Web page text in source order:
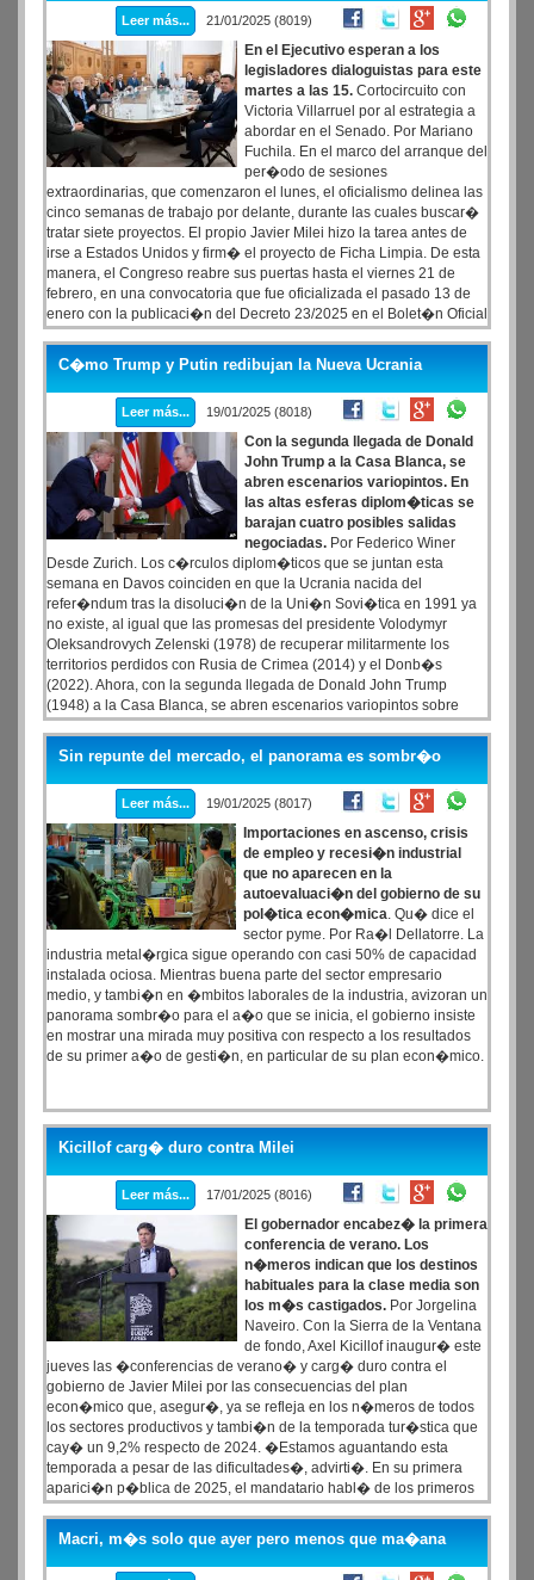
Leer más... 21/01/2025 (8019)
En el Ejecutivo esperan a los
legisladores dialoguistas para este
martes a las 15. Cortocircuito con
Victoria Villarruel por al estrategia a
abordar en el Senado. Por Mariano
Fuchila. En el marco del arranque del
per�odo de sesiones
extraordinarias, que comenzaron el lunes, el oficialismo delinea las
cinco semanas de trabajo por delante, durante las cuales buscar�
tratar siete proyectos. El propio Javier Milei hizo la tarea antes de
irse a Estados Unidos y firm� el proyecto de Ficha Limpia. De esta
manera, el Congreso reabre sus puertas hasta el viernes 21 de
febrero, en una convocatoria que fue oficializada el pasado 13 de
enero con la publicaci�n del Decreto 23/2025 en el Bolet�n Oficial
firmado por el Presidente y su jefe de Gabinete, Guillermo Francos,
que ingres� al Congreso a trav�s del Senado de la Naci�n.
C�mo Trump y Putin redibujan la Nueva Ucrania
Leer más... 19/01/2025 (8018)
Con la segunda llegada de Donald
John Trump a la Casa Blanca, se
abren escenarios variopintos. En
las altas esferas diplom�ticas se
barajan cuatro posibles salidas
negociadas. Por Federico Winer
Desde Zurich. Los c�rculos diplom�ticos que se juntan esta
semana en Davos coinciden en que la Ucrania nacida del
refer�ndum tras la disoluci�n de la Uni�n Sovi�tica en 1991 ya
no existe, al igual que las promesas del presidente Volodymyr
Oleksandrovych Zelenski (1978) de recuperar militarmente los
territorios perdidos con Rusia de Crimea (2014) y el Donb�s
(2022). Ahora, con la segunda llegada de Donald John Trump
(1948) a la Casa Blanca, se abren escenarios variopintos sobre
qu� soluciones y Estados surgir�n en la regi�n. Una cuesti�n
clave para un eje euroasi�tico en plena transformaci�n
geopol�tica.
Sin repunte del mercado, el panorama es sombr�o
Leer más... 19/01/2025 (8017)
Importaciones en ascenso, crisis
de empleo y recesi�n industrial
que no aparecen en la
autoevaluaci�n del gobierno de su
pol�tica econ�mica. Qu� dice el
sector pyme. Por Ra�l Dellatorre. La
industria metal�rgica sigue operando con casi 50% de capacidad
instalada ociosa. Mientras buena parte del sector empresario
medio, y tambi�n en �mbitos laborales de la industria, avizoran un
panorama sombr�o para el a�o que se inicia, el gobierno insiste
en mostrar una mirada muy positiva con respecto a los resultados
de su primer a�o de gesti�n, en particular de su plan econ�mico.
Kicillof carg� duro contra Milei
Leer más... 17/01/2025 (8016)
El gobernador encabez� la primera
conferencia de verano. Los
n�meros indican que los destinos
habituales para la clase media son
los m�s castigados. Por Jorgelina
Naveiro. Con la Sierra de la Ventana
de fondo, Axel Kicillof inaugur� este
jueves las �conferencias de verano� y carg� duro contra el
gobierno de Javier Milei por las consecuencias del plan
econ�mico que, asegur�, ya se refleja en los n�meros de todos
los sectores productivos y tambi�n de la temporada tur�stica que
cay� un 9,2% respecto de 2024. �Estamos aguantando esta
temporada a pesar de las dificultades�, advirti�. En su primera
aparici�n p�blica de 2025, el mandatario habl� de los primeros
n�meros que muestra la temporada de verano con menos turistas
y menos consumo que en 2024.
Macri, m�s solo que ayer pero menos que ma�ana